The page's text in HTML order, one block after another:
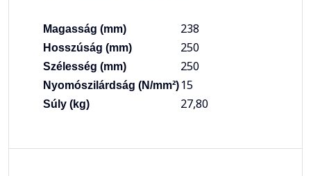
Magasság (mm) 238
Hosszúság (mm) 250
Szélesség (mm) 250
Nyomószilárdság (N/mm²) 15
Súly (kg) 27,80